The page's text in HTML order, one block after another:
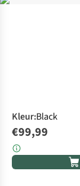
Kleur:Black
€99,99